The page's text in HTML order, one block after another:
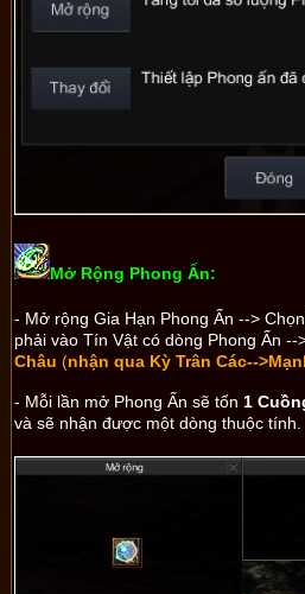
Mở Rộng Phong Ấn:
- Mở rộng Gia Hạn Phong Ấn -->
phải vào Tín Vật có dòng Phong Ấn
Châu(nhận qua Kỳ Trân Các--
- Mỗi lần mở Phong Ấn sẽ tốn 1
và sẽ nhận được một dòng thuộc tính.